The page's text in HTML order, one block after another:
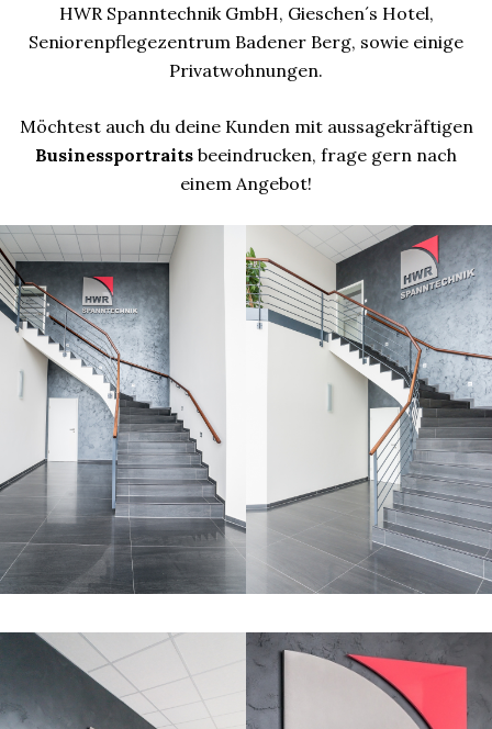
HWR Spanntechnik GmbH, Gieschen´s Hotel,
Seniorenpflegezentrum Badener Berg, sowie einige
Privatwohnungen.
Möchtest auch du deine Kunden mit aussagekräftigen
Businessportraits beeindrucken, frage gern nach
einem Angebot!